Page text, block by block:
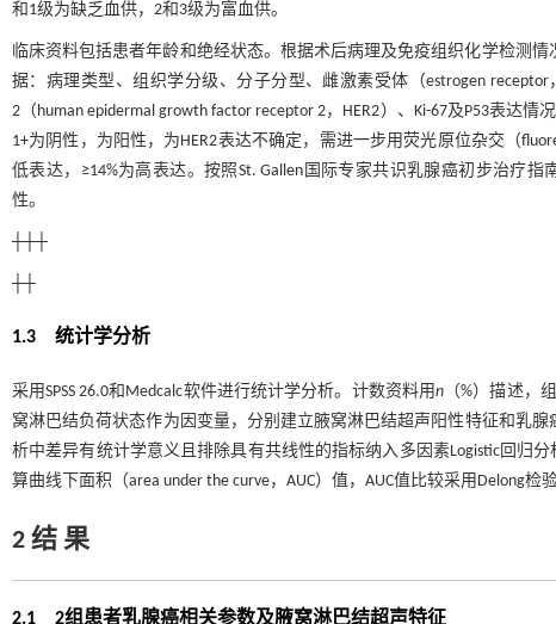
和1级为缺乏血供，2和3级为富血供。
临床资料包括患者年龄和绝经状态。根据术后病理及免疫组织化学检测情
据：病理类型、组织学分级、分子分型、雌激素受体（estrogen
2（human epidermal growth factor receptor 2，HER2）、Ki-67及P53表达
1+为阴性，为阳性，为HER2表达不确定，需进一步用荧光原位杂交（
低表达，≥14%为高表达。按照St. Gallen国际专家共识乳腺癌初步治疗指
性。
┼┼┼
┼┼
1.3 统计学分析
采用SPSS 26.0和Medcalc软件进行统计学分析。计数资料用n （%）描述，
窝淋巴结负荷状态作为因变量，分别建立腋窝淋巴结超声阳性特征和乳
析中差异有统计学意义且排除具有共线性的指标纳入多因素Logistic回归
算曲线下面积（area under the curve，AUC）值，AUC值比较采用Delong检
2 结 果
2.1 2组患者乳腺癌相关参数及腋窝淋巴结超声特征